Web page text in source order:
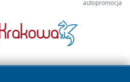
autopromocja